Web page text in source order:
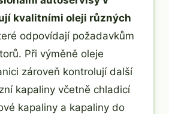
kvalitními oleji různých
odpovídají požadavkům
Při výměně oleje
zároveň kontrolují další
kapaliny včetně chladicí
kapaliny a kapaliny do